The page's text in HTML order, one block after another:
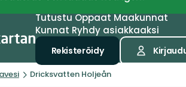
TutustuOppaatMaakunnat
Kunnat Ryhdy asiakkaaksi
Rekisteröidy
Dricksvatten Holjeån